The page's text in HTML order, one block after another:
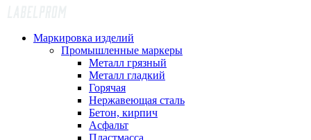
Маркировка изделий
Промышленные маркеры
Металл грязный
Металл гладкий
Горячая
Нержавеющая сталь
Бетон, кирпич
Асфальт
Пластмасса